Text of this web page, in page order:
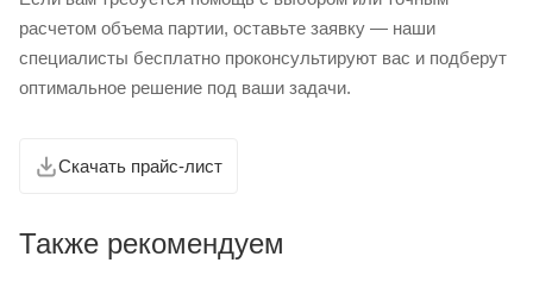
расчетом объема партии, оставьте заявку — наши
специалисты бесплатно проконсультируют вас и подберут
оптимальное решение под ваши задачи.
Скачать прайс-лист
Также рекомендуем